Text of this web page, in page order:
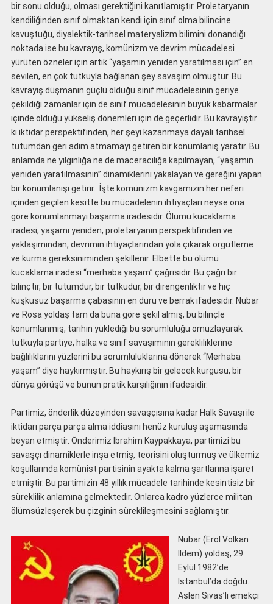
bir sonu olduğu, olması gerektiğini kanıtlamıştır. Proletaryanın
kendiliğinden sınıf olmaktan kendi için sınıf olma bilincine
kavuştuğu, diyalektik-tarihsel materyalizm bilimini donandığı
noktada ise bu kavrayış, komünizm ve devrim mücadelesi
yürüten özneler için artık “yaşamın yeniden yaratılması için” en
sevilen, en çok tutkuyla bağlanan şey savaşım olmuştur. Bu
kavrayış düşmanın güçlü olduğu sınıf mücadelesinin geriye
çekildiği zamanlar için de sınıf mücadelesinin büyük kabarmalar
içinde olduğu yükseliş dönemleri için de geçerlidir. Bu kavrayıştır
ki iktidar perspektifinden, her şeyi kazanmaya dayalı tarihsel
tutumdan geri adım atmamayı getiren bir konumlanış yaratır. Bu
anlamda ne yılgınlığa ne de maceracılığa kapılmayan, “yaşamın
yeniden yaratılmasının” dinamiklerini yakalayan ve gereğini yapan
bir konumlanışı getirir. İşte komünizm kavgamızın her neferi
içinden geçilen kesitte bu mücadelenin ihtiyaçları neyse ona
göre konumlanmayı başarma iradesidir. Ölümü kucaklama
iradesi; yaşamı yeniden, proletaryanın perspektifinden ve
yaklaşımından, devrimin ihtiyaçlarından yola çıkarak örgütleme
ve kurma gereksiniminden şekillenir. Elbette bu ölümü
kucaklama iradesi “merhaba yaşam” çağrısıdır. Bu çağrı bir
bilinçtir, bir tutumdur, bir tutkudur, bir direngenliktir ve hiç
kuşkusuz başarma çabasının en duru ve berrak ifadesidir. Nubar
ve Rosa yoldaş tam da buna göre şekil almış, bu bilinçle
konumlanmış, tarihin yüklediği bu sorumluluğu omuzlayarak
tutkuyla partiye, halka ve sınıf savaşımının gerekliliklerine
bağlılıklarını yüzlerini bu sorumluluklarına dönerek “Merhaba
yaşam” diye haykırmıştır. Bu haykırış bir gelecek kurgusu, bir
dünya görüşü ve bunun pratik karşılığının ifadesidir.
Partimiz, önderlik düzeyinden savaşçısına kadar Halk Savaşı ile
iktidarı parça parça alma iddiasını henüz kuruluş aşamasında
beyan etmiştir. Önderimiz İbrahim Kaypakkaya, partimizi bu
savaşçı dinamiklerle inşa etmiş, teorisini oluşturmuş ve ülkemiz
koşullarında komünist partisinin ayakta kalma şartlarına işaret
etmiştir. Bu partimizin 48 yıllık mücadele tarihinde kesintisiz bir
süreklilik anlamına gelmektedir. Onlarca kadro yüzlerce militan
ölümsüzleşerek bu çizginin süreklileşmesini sağlamıştır.
Nubar (Erol Volkan
İldem) yoldaş, 29
Eylül 1982’de
İstanbul’da doğdu.
Aslen Sivas’lı emekçi